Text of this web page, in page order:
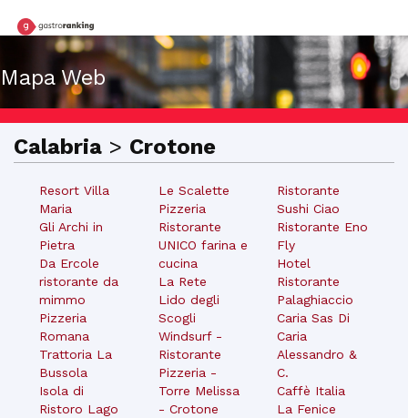
Mapa Web
Calabria > Crotone
Resort Villa
Maria
Gli Archi in
Pietra
Da Ercole
ristorante da
mimmo
Pizzeria
Romana
Trattoria La
Bussola
Isola di
Ristoro Lago
Le Scalette
Pizzeria
Ristorante
UNICO farina e
cucina
La Rete
Lido degli
Scogli
Windsurf -
Ristorante
Pizzeria -
Torre Melissa
- Crotone
Ristorante
Sushi Ciao
Ristorante Eno
Fly
Hotel
Ristorante
Palaghiaccio
Caria Sas Di
Caria
Alessandro &
C.
Caffè Italia
La Fenice